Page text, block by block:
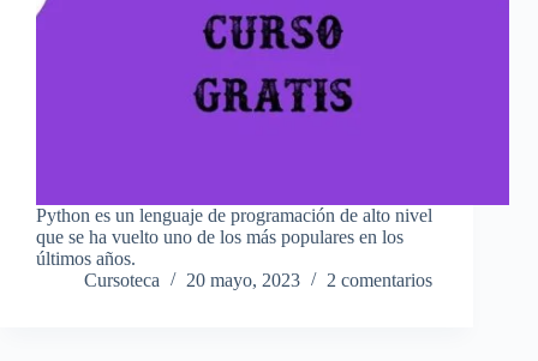
Python es un lenguaje de programación de alto nivel
que se ha vuelto uno de los más populares en los
últimos años.
Cursoteca
20 mayo, 2023 2 comentarios